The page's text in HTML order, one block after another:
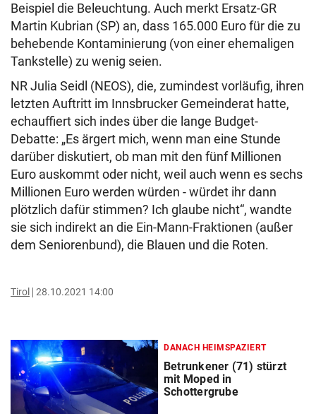
Beispiel die Beleuchtung. Auch merkt Ersatz-GR
Martin Kubrian (SP) an, dass 165.000 Euro für die zu
behebende Kontaminierung (von einer ehemaligen
Tankstelle) zu wenig seien.
NR Julia Seidl (NEOS), die, zumindest vorläufig, ihren
letzten Auftritt im Innsbrucker Gemeinderat hatte,
echauffiert sich indes über die lange Budget-
Debatte: „Es ärgert mich, wenn man eine Stunde
darüber diskutiert, ob man mit den fünf Millionen
Euro auskommt oder nicht, weil auch wenn es sechs
Millionen Euro werden würden - würdet ihr dann
plötzlich dafür stimmen? Ich glaube nicht“, wandte
sie sich indirekt an die Ein-Mann-Fraktionen (außer
dem Seniorenbund), die Blauen und die Roten.
Tirol 28.10.2021 14:00
DANACH HEIMSPAZIERT
Betrunkener (71) stürzt
mit Moped in
Schottergrube